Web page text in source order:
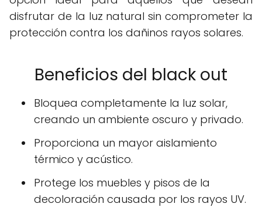
disfrutar de la luz natural sin comprometer la
protección contra los dañinos rayos solares.
Beneficios del black out
Bloquea completamente la luz solar,
creando un ambiente oscuro y privado.
Proporciona un mayor aislamiento
térmico y acústico.
Protege los muebles y pisos de la
decoloración causada por los rayos UV.